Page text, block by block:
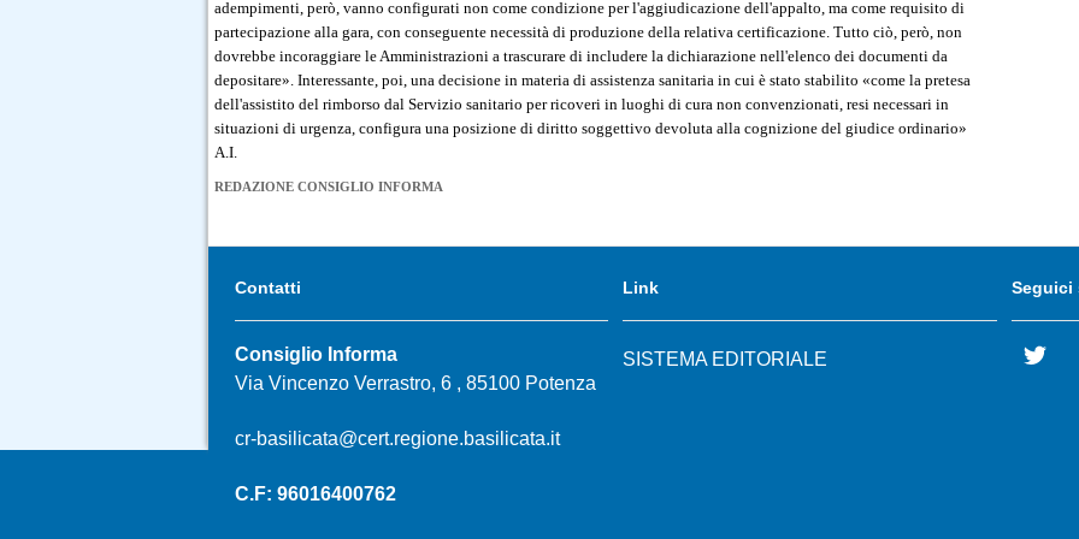
adempimenti, però, vanno configurati non come condizione per l'aggiudicazione dell'appalto, ma come requisito di
partecipazione alla gara, con conseguente necessità di produzione della relativa certificazione. Tutto ciò, però, non
dovrebbe incoraggiare le Amministrazioni a trascurare di includere la dichiarazione nell'elenco dei documenti da
depositare». Interessante, poi, una decisione in materia di assistenza sanitaria in cui è stato stabilito «come la pretesa
dell'assistito del rimborso dal Servizio sanitario per ricoveri in luoghi di cura non convenzionati, resi necessari in
situazioni di urgenza, configura una posizione di diritto soggettivo devoluta alla cognizione del giudice ordinario»
A.I.
REDAZIONE CONSIGLIO INFORMA
Contatti
Consiglio Informa
Via Vincenzo Verrastro, 6 , 85100 Potenza
cr-basilicata@cert.regione.basilicata.it
C.F: 96016400762
Link
SISTEMA EDITORIALE
Seguici